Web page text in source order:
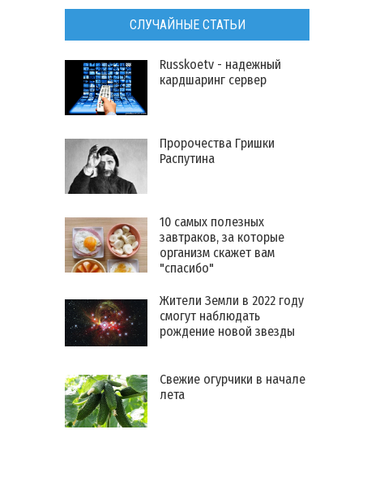
СЛУЧАЙНЫЕ СТАТЬИ
Russkoetv - надежный
кардшаринг сервер
Пророчества Гришки
Распутина
10 самых полезных
завтраков, за которые
организм скажет вам
"спасибо"
Жители Земли в 2022 году
смогут наблюдать
рождение новой звезды
Свежие огурчики в начале
лета